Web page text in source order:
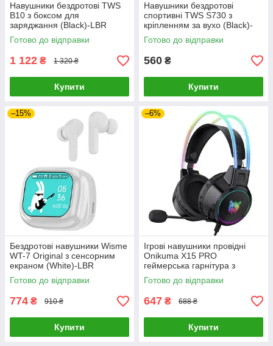
Навушники бездротові TWS
B10 з боксом для
заряджання (Black)-LВR
Готово до відправки
1 122 ₴ 1 320 ₴
Купити
Навушники бездротові
спортивні TWS S730 з
кріпленням за вухо (Black)-
LВR
Готово до відправки
560 ₴
Купити
–15%
Бездротові навушники Wisme
WT-7 Original з сенсорним
екраном (White)-LВR
Готово до відправки
774 ₴ 910 ₴
Купити
–6%
Ігрові навушники провідні
Onikuma X15 PRO
геймерська гарнітура з
мікрофоном та RGB
підсвічуванням (Black)-LВR
Готово до відправки
647 ₴ 688 ₴
Купити